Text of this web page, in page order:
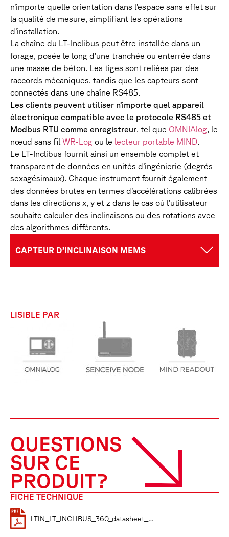
n’importe quelle orientation dans l’espace sans effet sur
la qualité de mesure, simplifiant les opérations
d’installation.
La chaîne du LT-Inclibus peut être installée dans un
forage, posée le long d’une tranchée ou enterrée dans
une masse de béton. Les tiges sont reliées par des
raccords mécaniques, tandis que les capteurs sont
connectés dans une chaîne RS485.
Les clients peuvent utiliser n’importe quel appareil
électronique compatible avec le protocole RS485 et
Modbus RTU comme enregistreur, tel que OMNIAlog, le
nœud sans fil WR-Log ou le lecteur portable MIND.
Le LT-Inclibus fournit ainsi un ensemble complet et
transparent de données en unités d’ingénierie (degrés
sexagésimaux). Chaque instrument fournit également
des données brutes en termes d’accélérations calibrées
dans les directions x, y et z dans le cas où l’utilisateur
souhaite calculer des inclinaisons ou des rotations avec
des algorithmes différents.
CAPTEUR D’INCLINAISON MEMS
LISIBLE PAR
QUESTIONS
SUR CE
PRODUIT?
FICHE TECHNIQUE
LTIN_LT_INCLIBUS_360_datasheet_EN_04